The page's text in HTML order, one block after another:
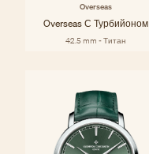
Overseas
Overseas С Турбийоном
42.5 mm - Титан